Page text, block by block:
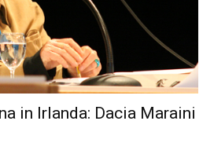
in Irlanda: Dacia Maraini